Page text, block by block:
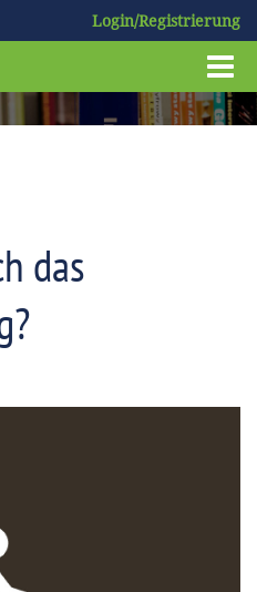
Login/Registrierung
das